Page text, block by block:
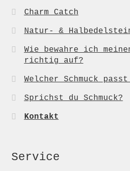
Charm Catch
Natur- &
Wie bewahre ich
richtig auf?
Welcher Schmuck
Sprichst du Schmuck?
Kontakt
Service